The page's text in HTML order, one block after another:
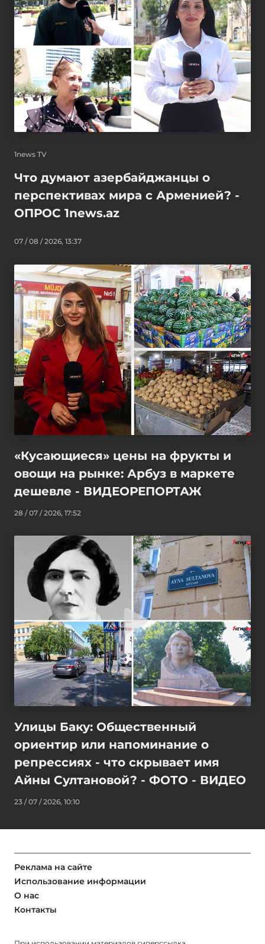
1news TV
Что думают азербайджанцы о
перспективах мира с Арменией? -
ОПРОС 1news.az
07 / 08 / 2026, 13:37
«Кусающиеся» цены на фрукты и
овощи на рынке: Арбуз в маркете
дешевле - ВИДЕОРЕПОРТАЖ
28 / 07 / 2026, 17:52
Улицы Баку: Общественный
ориентир или напоминание о
репрессиях - что скрывает имя
Айны Султановой? - ФОТО - ВИДЕО
23 / 07 / 2026, 10:10
Реклама на сайте
Использование информации
О нас
Контакты